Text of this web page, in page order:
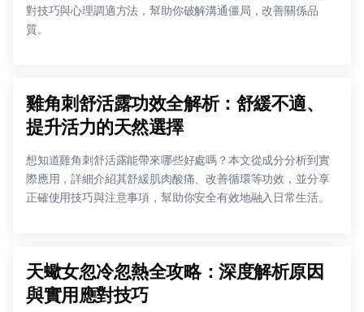
對技巧與心理調適方法，幫助你破解溝通僵局，改善關係品
質。
雞角刺舒活露功效全解析：舒緩不適、
提升活力的天然選擇
想知道雞角刺舒活露能帶來哪些好處嗎？本文從成分分析到實
際應用，詳細介紹其舒緩肌肉酸痛、改善循環等功效，並分享
正確使用技巧與注意事項，幫助你安全有效地融入日常生活。
天蠍女忽冷忽熱全攻略：深度解析原因
與實用應對技巧